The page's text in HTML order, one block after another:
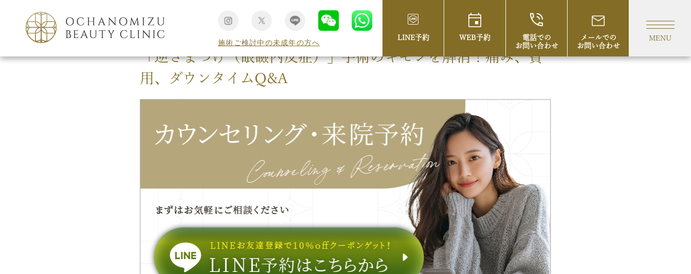
施術ご検討中の未成年の方へ
LINE予約 WEB予約
電話での
お問い合わせ
メールでの
お問い合わせ
MENU
TOP 形成外科手術
「逆さまつげ（眼瞼内反症）」手術のギモンを解消！痛み、費
用、ダウンタイムQ&A